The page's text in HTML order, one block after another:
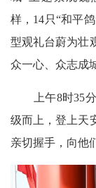
样，14只“和平
型观礼台蔚为壮
众一心、众志成
上午8时35分
级而上，登上天
亲切握手，向他